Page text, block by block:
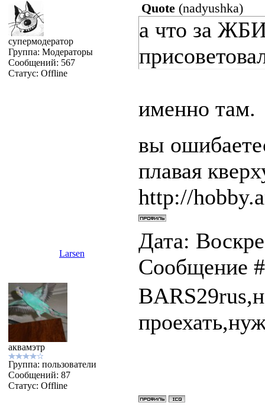
супермодератор
Группа: Модераторы
Сообщений: 567
Статус: Offline
Quote(nadyushka)
а что за
именно там.
вы
плавая
http://
Larsen
Дата:
Сообщение
аквамэтр
Группа: пользователи
Сообщений: 87
Статус: Offline